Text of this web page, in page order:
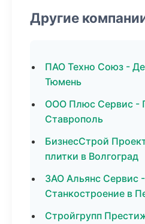
Другие
ПАО Техно Союз -
Тюмень
ООО Плюс Сервис -
Ставрополь
БизнесСтрой
плитки в Волгоград
ЗАО Альянс Сервис -
Станкостроение в
Стройгрупп